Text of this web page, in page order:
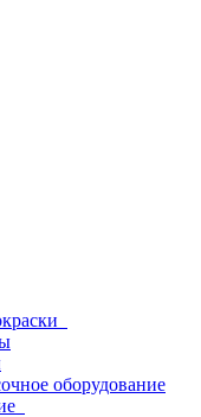
оборудование